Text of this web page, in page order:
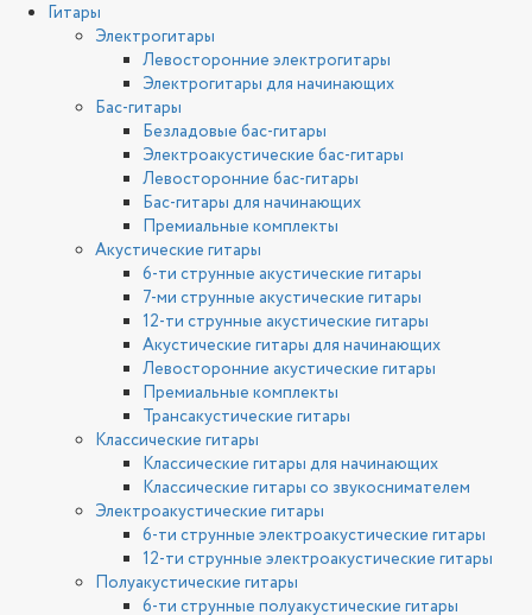
Гитары
Электрогитары
Левосторонние электрогитары
Электрогитары для начинающих
Бас-гитары
Безладовые бас-гитары
Электроакустические бас-гитары
Левосторонние бас-гитары
Бас-гитары для начинающих
Премиальные комплекты
Акустические гитары
6-ти струнные акустические гитары
7-ми струнные акустические гитары
12-ти струнные акустические гитары
Акустические гитары для начинающих
Левосторонние акустические гитары
Премиальные комплекты
Трансакустические гитары
Классические гитары
Классические гитары для начинающих
Классические гитары со звукоснимателем
Электроакустические гитары
6-ти струнные электроакустические гитары
12-ти струнные электроакустические гитары
Полуакустические гитары
6-ти струнные полуакустические гитары